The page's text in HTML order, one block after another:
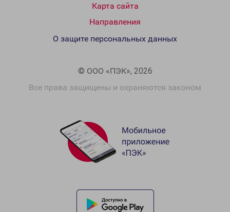
Карта сайта
Направления
© ООО «ПЭК», 2026
Все права защищены и охраняются законом
О защите персональных данных